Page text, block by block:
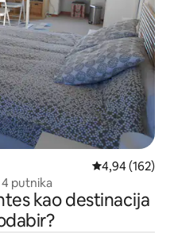
Prosječna
4,94 (162)
4 putnika
kao destinacija